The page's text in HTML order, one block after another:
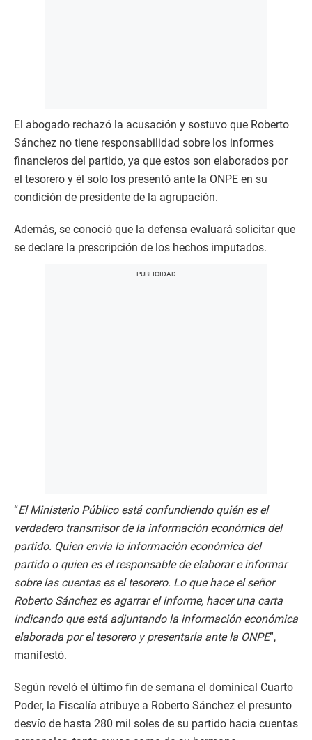
El abogado rechazó la acusación y sostuvo que Roberto
Sánchez no tiene responsabilidad sobre los informes
financieros del partido, ya que estos son elaborados por
el tesorero y él solo los presentó ante la ONPE en su
condición de presidente de la agrupación.
Además, se conoció que la defensa evaluará solicitar que
se declare la prescripción de los hechos imputados.
“El Ministerio Público está confundiendo quién es el
verdadero transmisor de la información económica del
partido. Quien envía la información económica del
partido o quien es el responsable de elaborar e informar
sobre las cuentas es el tesorero. Lo que hace el señor
Roberto Sánchez es agarrar el informe, hacer una carta
indicando que está adjuntando la información económica
elaborada por el tesorero y presentarla ante la ONPE”,
manifestó.
Según reveló el último fin de semana el dominical Cuarto
Poder, la Fiscalía atribuye a Roberto Sánchez el presunto
desvío de hasta 280 mil soles de su partido hacia cuentas